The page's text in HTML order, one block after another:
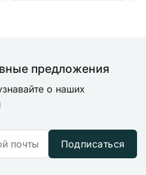
предложения
о наших
Подписаться